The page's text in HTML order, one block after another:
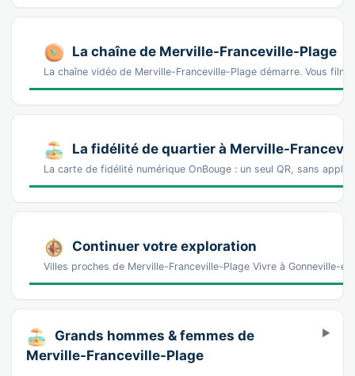
La chaîne de Merville-Franceville-Plage
La chaîne vidéo de Merville-Franceville-Plage démarre. Vous
La fidélité de quartier à Merville-
La carte de fidélité numérique OnBouge : un seul QR, sans appli
Continuer votre exploration
Villes proches de Merville-Franceville-Plage Vivre à Gonneville-
Grands hommes & femmes de
Merville-Franceville-Plage